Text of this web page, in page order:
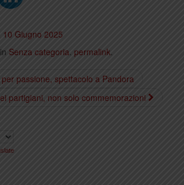
10 Giugno 2025
Senza categoria. permalink.
passione, spettacolo a Pandora
partigiani, non solo commemorazioni